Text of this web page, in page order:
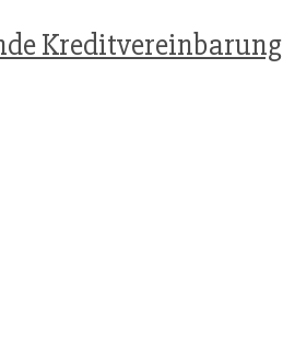
Kreditvereinbarung